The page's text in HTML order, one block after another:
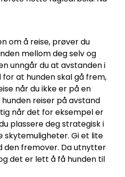
om å reise, prøver du
mellom deg selv og
unngår du at avstanden i
for at hunden skal gå frem,
når du ikke er på en
reiser på avstand
når det for eksempel er
plassere deg strategisk i
skytemuligheter. Gi et lite
den fremover. Da utnytter
det er lett å få hunden til